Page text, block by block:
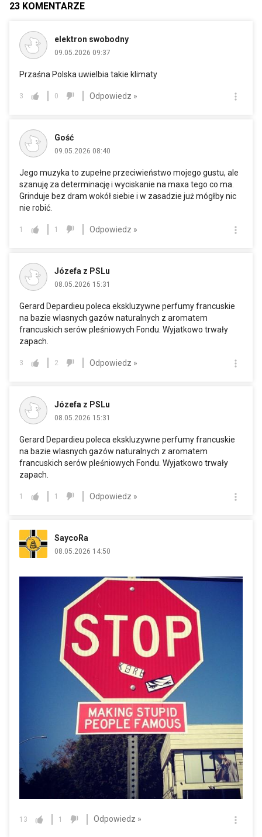
23 KOMENTARZE
elektron swobodny
09.05.2026 09:37
Przaśna Polska uwielbia takie klimaty
3 0 Odpowiedz »
Gość
09.05.2026 08:40
Jego muzyka to zupełne przeciwieństwo mojego gustu, ale
szanuję za determinację i wyciskanie na maxa tego co ma.
Grinduje bez dram wokół siebie i w zasadzie już mógłby nic
nie robić.
1 1 Odpowiedz »
Józefa z PSLu
08.05.2026 15:31
Gerard Depardieu poleca ekskluzywne perfumy francuskie
na bazie wlasnych gazów naturalnych z aromatem
francuskich serów pleśniowych Fondu. Wyjatkowo trwały
zapach.
3 2 Odpowiedz »
Józefa z PSLu
08.05.2026 15:31
Gerard Depardieu poleca ekskluzywne perfumy francuskie
na bazie wlasnych gazów naturalnych z aromatem
francuskich serów pleśniowych Fondu. Wyjatkowo trwały
zapach.
1 1 Odpowiedz »
SaycoRa
08.05.2026 14:50
13 1 Odpowiedz »